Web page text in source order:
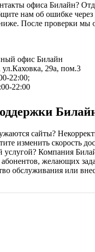
офиса Билайн?
нам об ошибке через
После проверки мы
офис Билайн
ул.Каховка, 29а, пом.3
22:00;
22:00
сайты?
изменить скорость
услугой? Компания
желающих
обслуживания или